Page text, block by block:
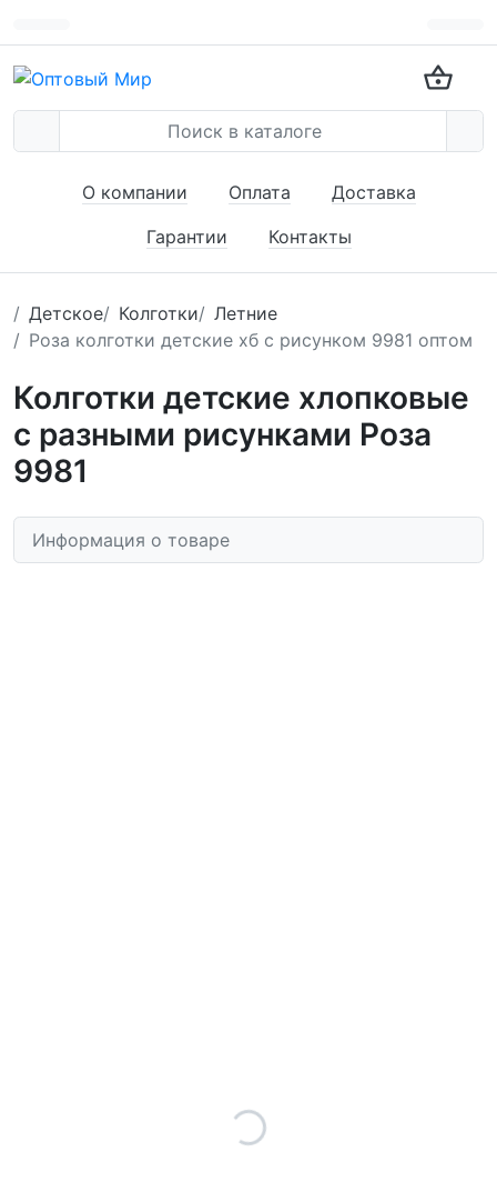
О компании Оплата
Доставка
Гарантии
Контакты
Детское Колготки
Летние
Роза колготки детские хб с рисунком 9981 оптом
Колготки детские хлопковые
с разными рисунками Роза
9981
Информация о товаре